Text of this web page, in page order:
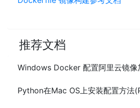
推荐文档
Windows Docker 配置阿里云镜像